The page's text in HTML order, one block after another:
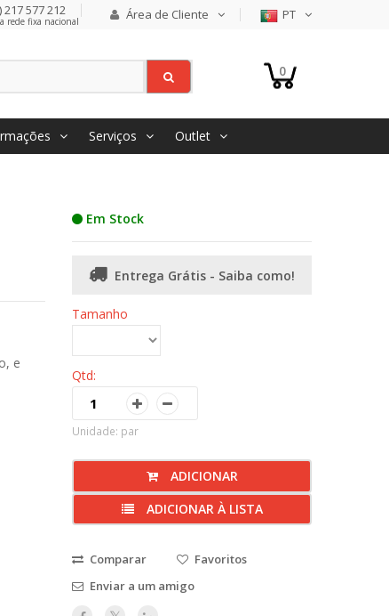
217 577 212
rede fixa nacional Área de Cliente PT
0
Serviços Outlet
e
Em Stock
Entrega Grátis - Saiba como!
Tamanho
Qtd:
Unidade: par
ADICIONAR
ADICIONAR À LISTA
Comparar
Favoritos
Enviar a um amigo